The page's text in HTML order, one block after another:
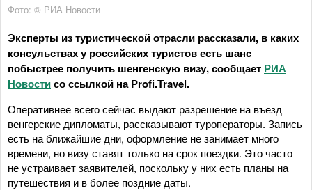
Фото: © РИА Новости
Эксперты из туристической отрасли рассказали, в каких
консульствах у российских туристов есть шанс
побыстрее получить шенгенскую визу, сообщает РИА
Новостисо ссылкой на Profi.Travel.
Оперативнее всего сейчас выдают разрешение на въезд
венгерские дипломаты, рассказывают туроператоры. Запись
есть на ближайшие дни, оформление не занимает много
времени, но визу ставят только на срок поездки. Это часто
не устраивает заявителей, поскольку у них есть планы на
путешествия и в более поздние даты.